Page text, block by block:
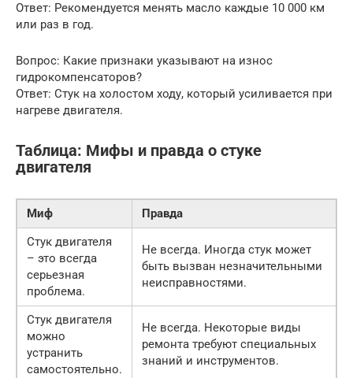
Ответ: Рекомендуется менять масло каждые 10 000 км
или раз в год.
Вопрос: Какие признаки указывают на износ
гидрокомпенсаторов?
Ответ: Стук на холостом ходу, который усиливается при
нагреве двигателя.
Таблица: Мифы и правда о стуке
двигателя
Миф
Правда
Стук двигателя
– это всегда
серьезная
проблема.
Не всегда. Иногда стук может
быть вызван незначительными
неисправностями.
Стук двигателя
можно
устранить
самостоятельно.
Не всегда. Некоторые виды
ремонта требуют специальных
знаний и инструментов.